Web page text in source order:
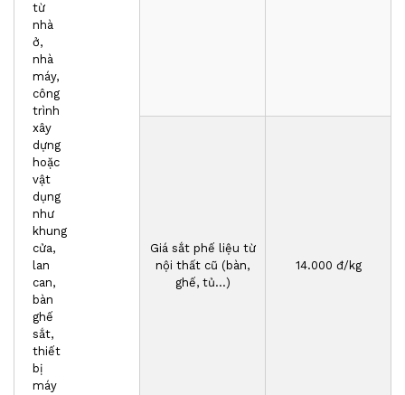
từ
nhà
ở,
nhà
máy,
công
trình
xây
dựng
hoặc
vật
dụng
như
khung
cửa,
lan
can,
bàn
ghế
sắt,
thiết
bị
máy
Giá sắt phế liệu từ
nội thất cũ (bàn,
ghế, tủ...)
14.000 đ/kg